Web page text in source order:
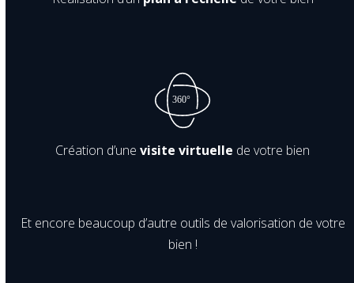
Création d’unevisite virtuelle de votre bien
Et encore beaucoup d’autre outils de valorisation de votre
bien !